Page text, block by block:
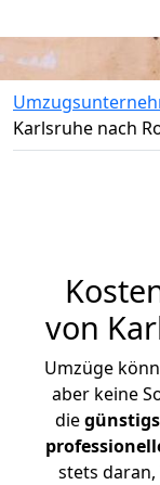
Karlsruhe nach
von
Umzüge
aber keine
die
stets